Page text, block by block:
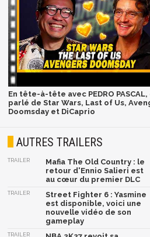
En tête-à-tête avec PEDRO PASCAL,
parlé de Star Wars, Last of Us,
Doomsday et DiCaprio
AUTRES TRAILERS
TRAILER
Mafia The Old Country : le
retour d'Ennio Salieri est
au cœur du premier DLC
TRAILER
Street Fighter 6 : Yasmine
est disponible, voici une
nouvelle vidéo de son
gameplay
TRAILER